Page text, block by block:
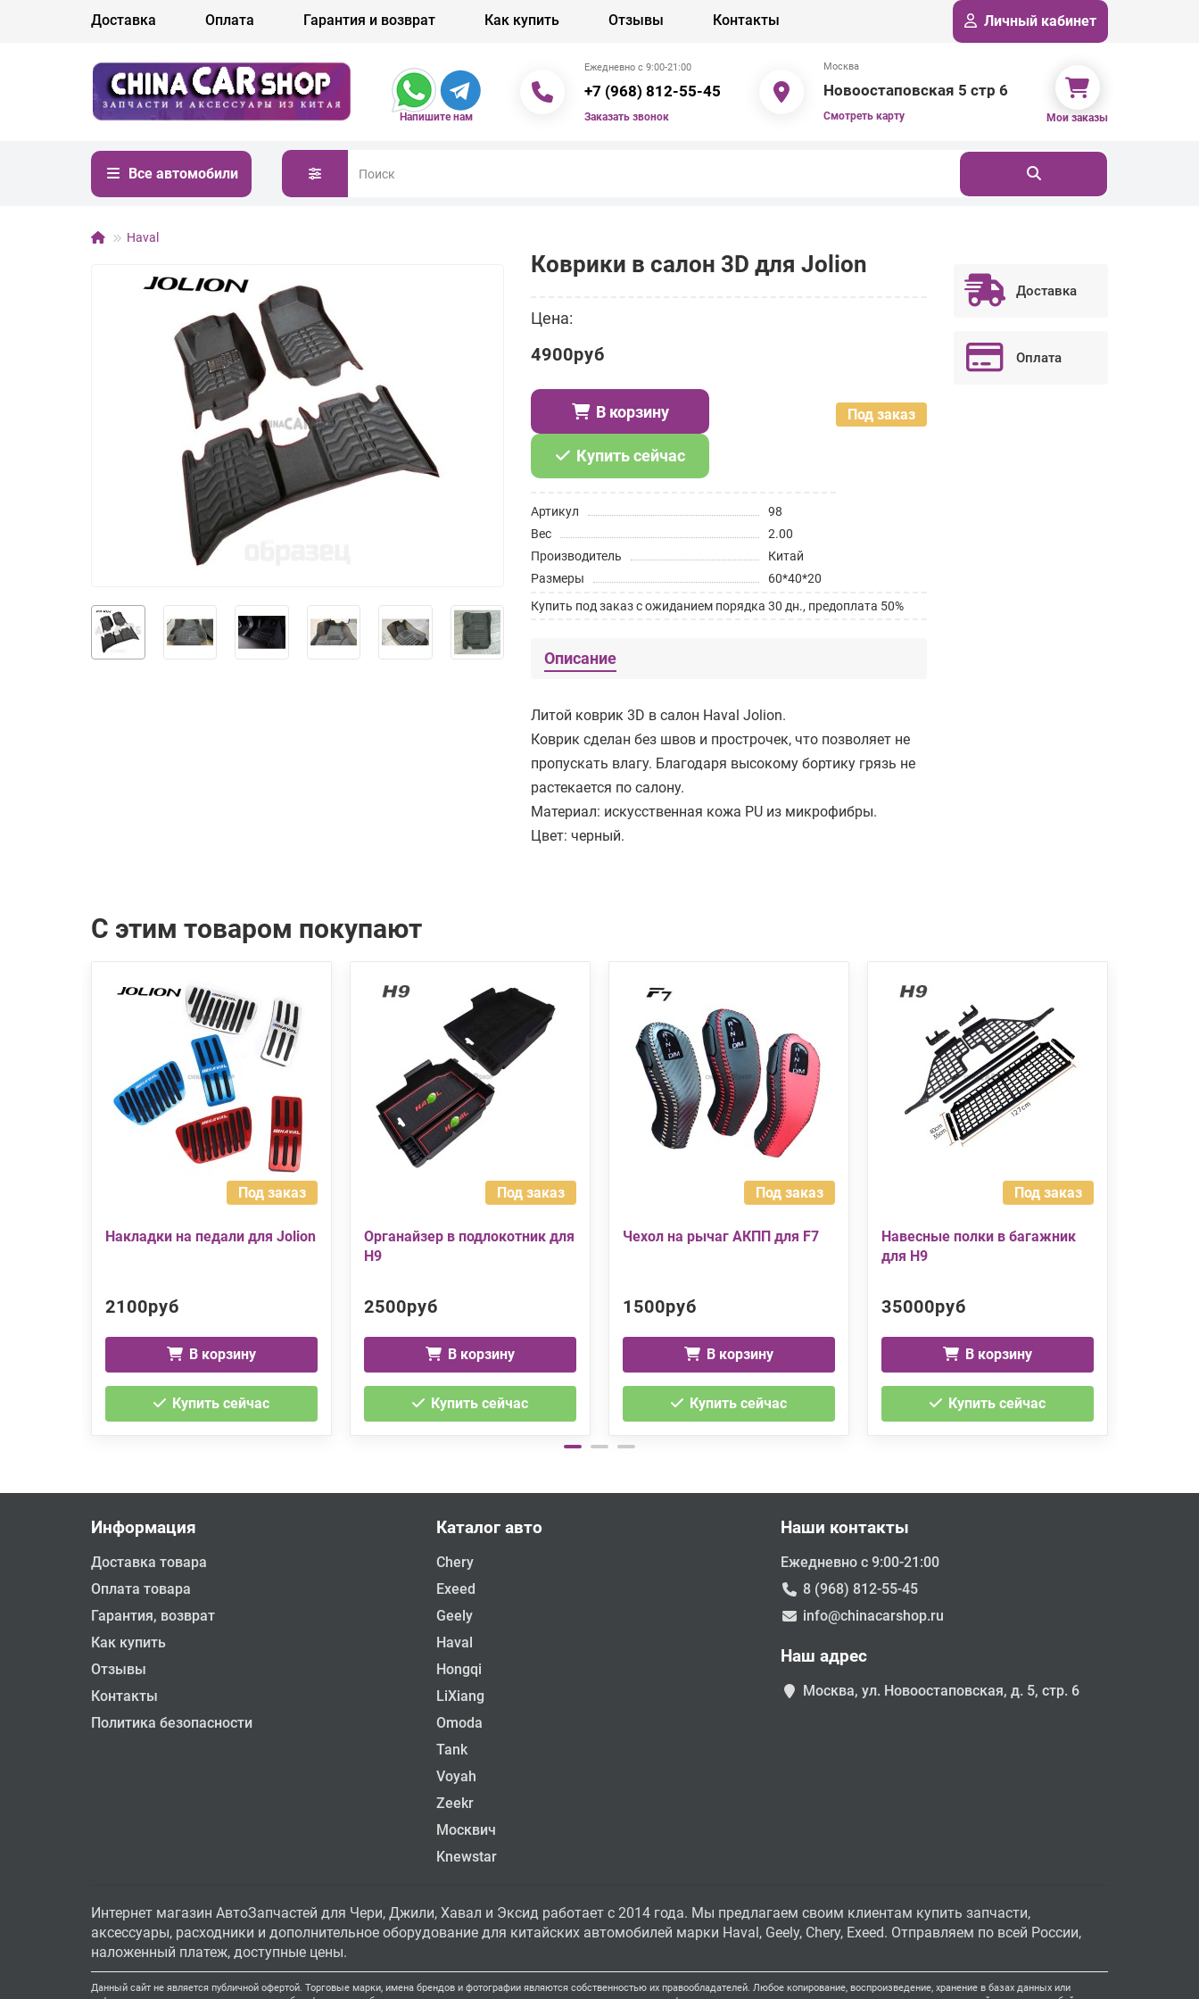
Доставка Оплата Гарантия и возврат Как купить Отзывы Контакты Личный кабинет
Напишите нам
Ежедневно с 9:00-21:00
+7 (968) 812-55-45
Заказать звонок
Москва
Новоостаповская 5 стр 6
Смотреть карту Мои заказы
Все автомобили
Haval
Коврики в салон 3D для Jolion
Цена:
4900руб
Под заказ
В корзину
Купить сейчас
Артикул
98
Вес
2.00
Производитель
Китай
Размеры
60*40*20
Купить под заказ с ожиданием порядка 30 дн., предоплата 50%
Описание
Литой коврик 3D в салон Haval Jolion.
Коврик сделан без швов и прострочек, что позволяет не
пропускать влагу. Благодаря высокому бортику грязь не
растекается по салону.
Материал: искусственная кожа PU из микрофибры.
Цвет: черный.
Доставка
Оплата
С этим товаром покупают
Под заказ
Накладки на педали для Jolion
2100руб
В корзину
Купить сейчас
Под заказ
Органайзер в подлокотник для
H9
2500руб
В корзину
Купить сейчас
Под заказ
Чехол на рычаг АКПП для F7
1500руб
В корзину
Купить сейчас
Под заказ
Навесные полки в багажник
для H9
35000руб
В корзину
Купить сейчас
Информация
Доставка товара
Оплата товара
Гарантия, возврат
Как купить
Отзывы
Контакты
Политика безопасности
Каталог авто
Chery
Exeed
Geely
Haval
Hongqi
LiXiang
Omoda
Tank
Voyah
Zeekr
Москвич
Knewstar
Наши контакты
Ежедневно с 9:00-21:00
8 (968) 812-55-45
info@chinacarshop.ru
Наш адрес
Москва, ул. Новоостаповская, д. 5, стр. 6
Интернет магазин АвтоЗапчастей для Чери, Джили, Хавал и Эксид работает с 2014 года. Мы предлагаем своим клиентам купить запчасти,
аксессуары, расходники и дополнительное оборудование для китайских автомобилей марки Haval, Geely, Chery, Exeed. Отправляем по всей России,
наложенный платеж, доступные цены.
Данный сайт не является публичной офертой. Торговые марки, имена брендов и фотографии являются собственностью их правообладателей. Любое копирование, воспроизведение, хранение в базах данных или